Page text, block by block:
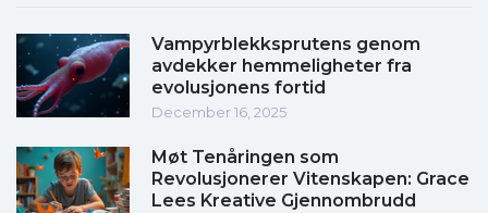
Vampyrblekksprutens genom
avdekker hemmeligheter fra
evolusjonens fortid
December 16, 2025
Møt Tenåringen som
Revolusjonerer Vitenskapen: Grace
Lees Kreative Gjennombrudd